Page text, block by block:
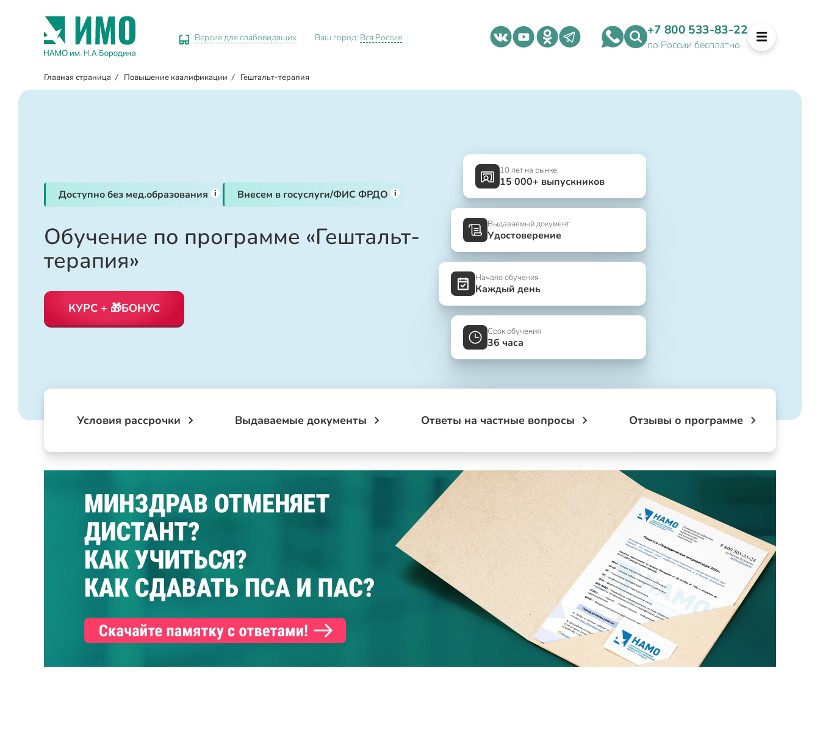
Версия для слабовидящих Ваш город: Вся Россия +7 800 533-83-22
по России бесплатно
Главная страница / Повышение квалификации / Гештальт-терапия
Доступно без мед.образования i Внесем в госуслуги/ФИС ФРДО i
Обучение по программе «Гештальт-
терапия»
КУРС + 🎁БОНУС
10 лет на рынке
15 000+ выпускников
Выдаваемый документ
Удостоверение
Начало обучения
Каждый день
Срок обучения
36 часа
Условия рассрочки Выдаваемые документы Ответы на частные вопросы Отзывы о программе